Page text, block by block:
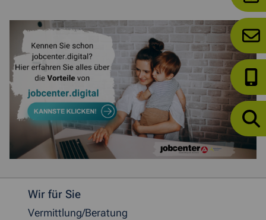
Weitere allgemeine Informationen
Wir für Sie
Vermittlung/Beratung